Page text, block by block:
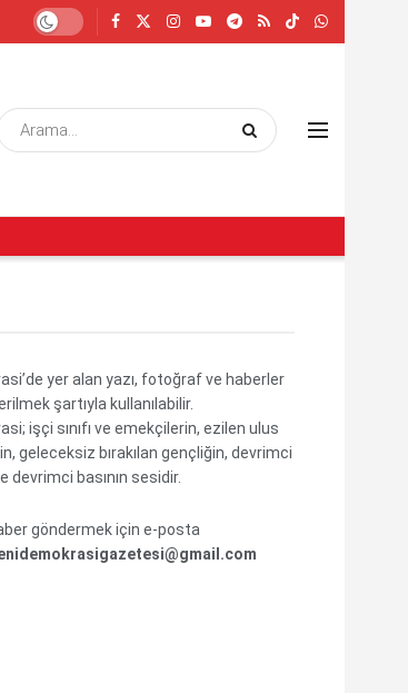
yer alan yazı, fotoğraf ve haberler
şartıyla kullanılabilir.
işçi sınıfı ve emekçilerin, ezilen ulus
geleceksiz bırakılan gençliğin, devrimci
devrimci basının sesidir.
göndermek için e-posta